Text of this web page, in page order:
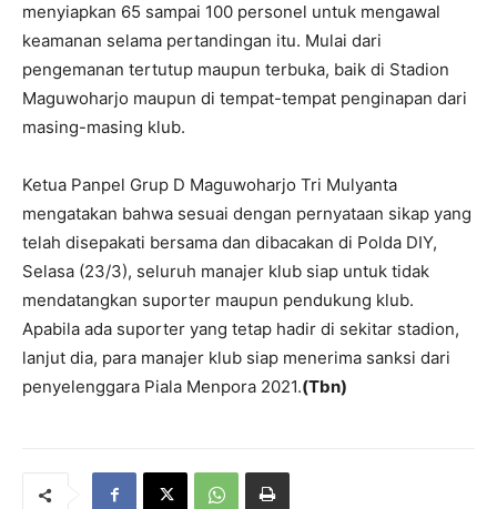
menyiapkan 65 sampai 100 personel untuk mengawal
keamanan selama pertandingan itu. Mulai dari
pengemanan tertutup maupun terbuka, baik di Stadion
Maguwoharjo maupun di tempat-tempat penginapan dari
masing-masing klub.
Ketua Panpel Grup D Maguwoharjo Tri Mulyanta
mengatakan bahwa sesuai dengan pernyataan sikap yang
telah disepakati bersama dan dibacakan di Polda DIY,
Selasa (23/3), seluruh manajer klub siap untuk tidak
mendatangkan suporter maupun pendukung klub.
Apabila ada suporter yang tetap hadir di sekitar stadion,
lanjut dia, para manajer klub siap menerima sanksi dari
penyelenggara Piala Menpora 2021.(Tbn)